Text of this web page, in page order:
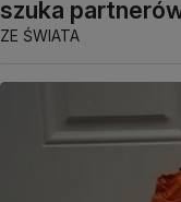
szuka
ZE ŚWIATA